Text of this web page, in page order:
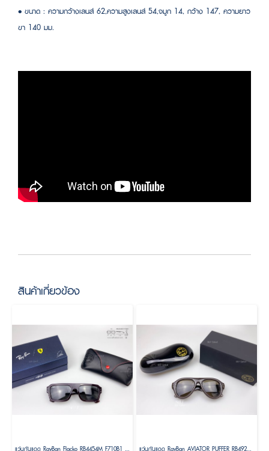
• ขนาด : ความกว้างเลนส์ 62,ความสูงเลนส์ 54,จมูก 14, กว้าง 147, ความยาว
ขา 140 มม.
สินค้าเกี่ยวข้อง
แว่นกันแดด RayBan Flacko RB4454M F710B1 SCUDERIA FERRARI COLLECTION Size 56 ( LEWIS HAMILTON 44 DRIVER SPECIAL EDITION) แว่นกันแดด RayBan AVIATOR PUFFER RB4925 689673 Size 52 by A$AP ASAP Rocky ( RayBan Janie Blackpink )